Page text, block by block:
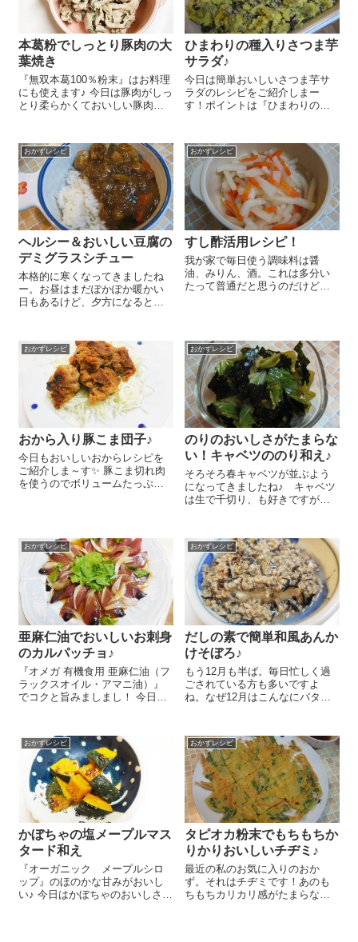
本葛粉でしっとり豚肉の大
葉焼き
『無双本葛100％粉末』はお料理
にも使えます♪ 今日は豚肉がしっ
とり柔らかくておいしい豚肉の
って千切りにします。豚こまぎ
れ肉 300gに醤油 大さじ2、み
り...
ひまわりの種入りさつま芋
サラダ♪
今日は簡単おいしいさつま芋サ
ラダのレシピをご紹介しまー
す！ポイントは『ひまわりの
まわりの種』は全体食としても
認められていて、鉄分やビタミ
ンB1が豊富に含まれていて栄養
満点！ほんの...
おかずレシピ
ヘルシー＆おいしい豆腐の
デミグラスシチュー
本格的に寒くなってきましたね
ー。お昼はまだぽかぽか暖かい
日もあるけど、夕方になると急
煮込みものや鍋、シチューなど
などあったかーいメニューばか
り思い浮かんじゃう私です(*'▽')
おかずレシピ
すし酢活用レシピ！
我が家で毎日使う調味料は醤
油、みりん、酒。これは多分い
たって普通だと思うのだけど、
といけないけど、この『富士
すし酢』は味...
おかずレシピ
おから入り豚こま団子♪
今日もおいしいおからレシピを
ご紹介しま～す✨ 豚こま切れ肉
を使うのでボリュームたっぷ
1、ケチャップ 大さじ1、酒...
おかずレシピ
のりのおいしさがたまらな
い！キャベツののり和え♪
そろそろ春キャベツが並ぶよう
になってきましたね♪ キャベツ
は生で千切り、も好きですが、
キャベツののり和え！香ばしい
のりに甘みのあるキャベツが何
とも言えずおいしいんですよ～
😉 今日はキャ...
おかずレシピ
亜麻仁油でおいしいお刺身
のカルパッチョ♪
『オメガ 有機食用 亜麻仁油（フ
ラックスオイル・アマニ油）』
でコクと旨みましまし！ 今日は
ご紹介しま～す😉 かつおのお刺
身をお皿に並べ、新玉ねぎのス
ライス、レタ...
おかずレシピ
だしの素で簡単和風あんか
けそぼろ♪
もう12月も半ば。毎日忙しく過
ごされている方も多いですよ
ね。なぜ12月はこんなにバタバ
間もあまりとれません。こんな
時は一発味付けの便利アイテム
を使ってちゃちゃっと晩御飯を
作っちゃいまし...
おかずレシピ
かぼちゃの塩メープルマス
タード和え
『オーガニック メープルシロ
ップ』のほのかな甘みがおいし
い♪ 今日はかぼちゃのおいしさが
おかずレシピ
タピオカ粉末でもちもちか
りかりおいしいチヂミ♪
最近の私のお気に入りのおか
ず。それはチヂミです！あのも
ちもちカリカリ感がたまらない